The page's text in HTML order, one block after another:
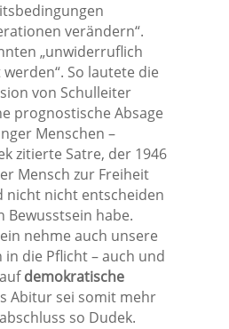
verändern“.
„unwiderruflich
So lautete die
von Schulleiter
prognostische Absage
Menschen –
zitierte Satre, der 1946
Mensch zur Freiheit
nicht nicht entscheiden
Bewusstsein habe.
nehme auch unsere
die Pflicht – auch und
demokratische
Abitur sei somit mehr
so Dudek.